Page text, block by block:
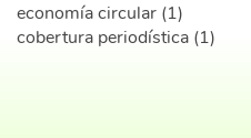
economía circular (1)
cobertura periodística (1)